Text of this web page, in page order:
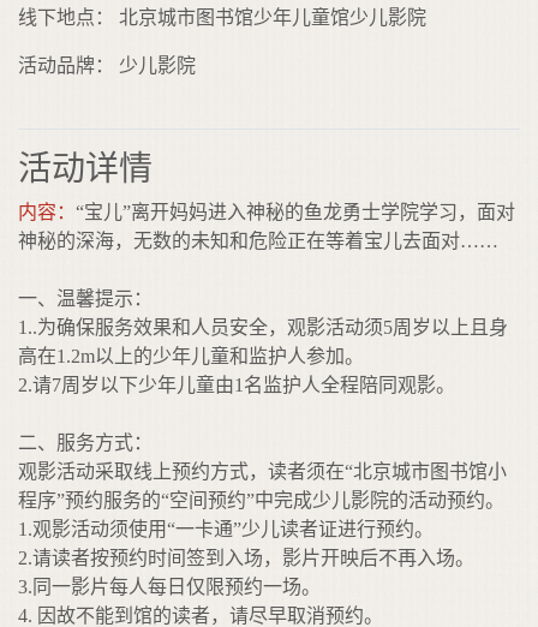
线下地点： 北京城市图书馆少年儿童馆少儿影院
活动品牌： 少儿影院
活动详情
内容： “宝儿”离开妈妈进入神秘的鱼龙勇士学院学习，面对
神秘的深海，无数的未知和危险正在等着宝儿去面对……
一、温馨提示：
1..为确保服务效果和人员安全，观影活动须5周岁以上且身
高在1.2m以上的少年儿童和监护人参加。
2.请7周岁以下少年儿童由1名监护人全程陪同观影。
二、服务方式：
观影活动采取线上预约方式，读者须在“北京城市图书馆小
程序”预约服务的“空间预约”中完成少儿影院的活动预约。
1.观影活动须使用“一卡通”少儿读者证进行预约。
2.请读者按预约时间签到入场，影片开映后不再入场。
3.同一影片每人每日仅限预约一场。
4. 因故不能到馆的读者，请尽早取消预约。